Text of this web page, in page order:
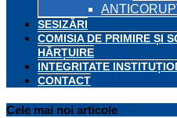
SESIZĂRI
COMISIA DE PRIMIRE ȘI
HĂRȚUIRE
INTEGRITATE
CONTACT
Cele mai noi articole